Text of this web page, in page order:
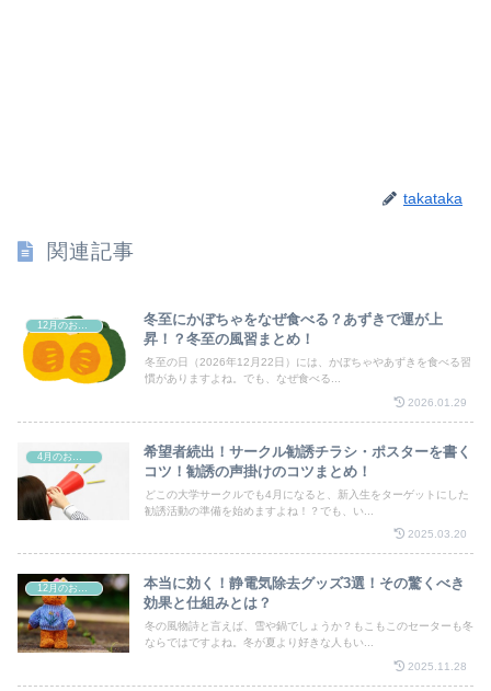
takataka
関連記事
冬至にかぼちゃをなぜ食べる？あずきで運が上
昇！？冬至の風習まとめ！
冬至の日（2026年12月22日）には、かぼちゃやあずきを食べる習
慣がありますよね。でも、なぜ食べる...
2026.01.29
希望者続出！サークル勧誘チラシ・ポスターを書く
コツ！勧誘の声掛けのコツまとめ！
どこの大学サークルでも4月になると、新入生をターゲットにした
勧誘活動の準備を始めますよね！？でも、い...
2025.03.20
12月のお祭り
本当に効く！静電気除去グッズ3選！その驚くべき
効果と仕組みとは？
冬の風物詩と言えば、雪や鍋でしょうか？もこもこのセーターも冬
ならではですよね。冬が夏より好きな人もい...
2025.11.28